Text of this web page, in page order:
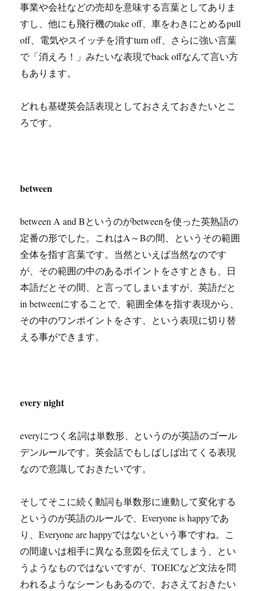
事業や会社などの売却を意味する言葉としてありま
すし、他にも飛行機のtake off、車をわきにとめるpull
off、電気やスイッチを消すturn off、さらに強い言葉
で「消えろ！」みたいな表現でback offなんて言い方
もあります。
どれも基礎英会話表現としておさえておきたいとこ
ろです。
between
between A and Bというのがbetweenを使った英熟語の
定番の形でした。これはA～Bの間、というその範囲
全体を指す言葉です。当然といえば当然なのです
が、その範囲の中のあるポイントをさすときも、日
本語だとその間、と言ってしまいますが、英語だと
in betweenにすることで、範囲全体を指す表現から、
その中のワンポイントをさす、という表現に切り替
える事ができます。
every night
everyにつく名詞は単数形、というのが英語のゴール
デンルールです。英会話でもしばしば出てくる表現
なので意識しておきたいです。
そしてそこに続く動詞も単数形に連動して変化する
というのが英語のルールで、Everyone is happyであ
り、Everyone are happyではないという事ですね。こ
の間違いは相手に異なる意図を伝えてしまう、とい
うようなものではないですが、TOEICなど文法を問
われるようなシーンもあるので、おさえておきたい